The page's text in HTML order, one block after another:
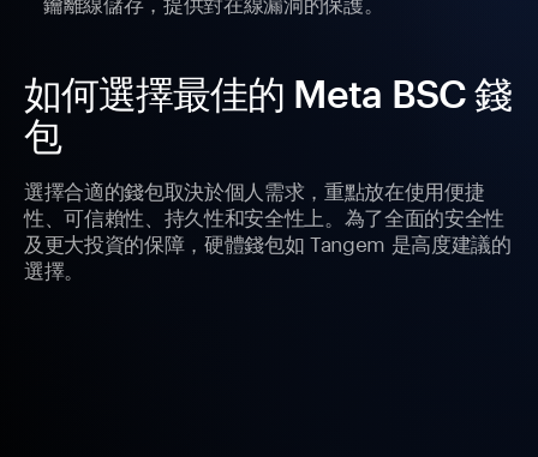
如何選擇最佳的 Meta BSC 錢
包
選擇合適的錢包取決於個人需求，重點放在使用便捷
性、可信賴性、持久性和安全性上。為了全面的安全性
及更大投資的保障，硬體錢包如 Tangem 是高度建議的
選擇。